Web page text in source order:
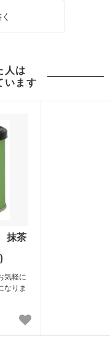
人は
います
抹茶
気軽に
なりま